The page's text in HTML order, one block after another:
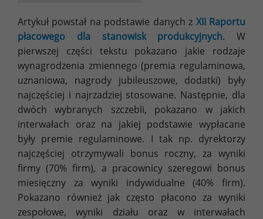
Artykuł powstał na podstawie danych z XII Raportu
płacowego dla stanowisk produkcyjnych. W
pierwszej części tekstu pokazano jakie rodzaje
wynagrodzenia zmiennego (premia regulaminowa,
uznaniowa, nagrody jubileuszowe, dodatki) były
najczęściej i najrzadziej stosowane. Następnie, dla
dwóch wybranych szczebli, pokazano w jakich
interwałach oraz na jakiej podstawie wypłacane
były premie regulaminowe. I tak np. dyrektorzy
najczęściej otrzymywali bonus roczny, za wyniki
firmy (70% firm), a pracownicy szeregowi bonus
miesięczny za wyniki indywidualne (40% firm).
Pokazano również jak często płacono za wyniki
zespołowe, wyniki działu oraz w interwałach